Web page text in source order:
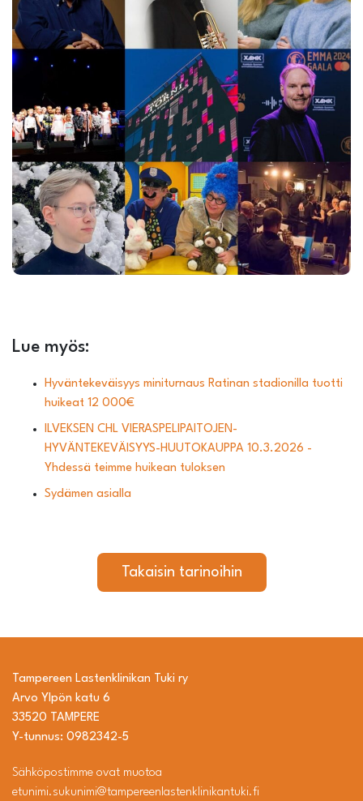
Lue myös:
Hyväntekeväisyys miniturnaus Ratinan stadionilla tuotti
huikeat 12 000€
ILVEKSEN CHL VIERASPELIPAITOJEN-
HYVÄNTEKEVÄISYYS-HUUTOKAUPPA 10.3.2026 -
Yhdessä teimme huikean tuloksen
Sydämen asialla
Takaisin tarinoihin
Tampereen Lastenklinikan Tuki ry
Arvo Ylpön katu 6
33520 TAMPERE
Y-tunnus: 0982342-5
Sähköpostimme ovat muotoa
etunimi.sukunimi@tampereenlastenklinikantuki.fi